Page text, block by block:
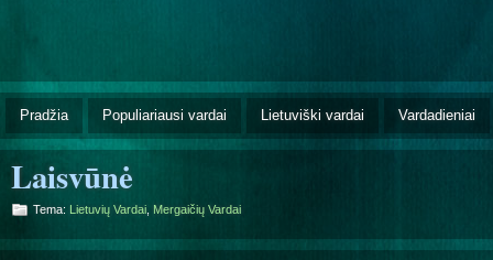
Pradžia Populiariausi vardai Lietuviški vardai Vardadieniai
Laisvūnė
Tema: Lietuvių Vardai Mergaičių Vardai